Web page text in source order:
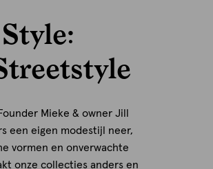
Mieke & owner Jill
een eigen modestijl neer,
vormen en onverwachte
onze collecties anders en